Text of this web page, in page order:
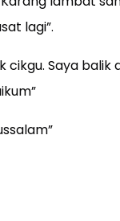
lagi”.
cikgu. Saya balik